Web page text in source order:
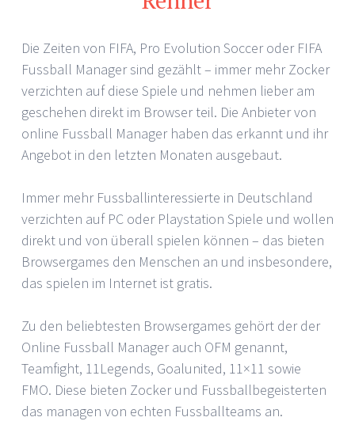
Die Zeiten von FIFA, Pro Evolution Soccer oder FIFA
Fussball Manager sind gezählt – immer mehr Zocker
verzichten auf diese Spiele und nehmen lieber am
geschehen direkt im Browser teil. Die Anbieter von
online Fussball Manager haben das erkannt und ihr
Angebot in den letzten Monaten ausgebaut.
Immer mehr Fussballinteressierte in Deutschland
verzichten auf PC oder Playstation Spiele und wollen
direkt und von überall spielen können – das bieten
Browsergames den Menschen an und insbesondere,
das spielen im Internet ist gratis.
Zu den beliebtesten Browsergames gehört der der
Online Fussball Manager auch OFM genannt,
Teamfight, 11Legends, Goalunited, 11×11 sowie
FMO. Diese bieten Zocker und Fussballbegeisterten
das managen von echten Fussballteams an.